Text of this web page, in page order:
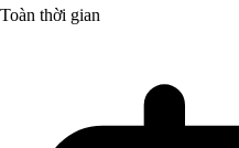
Toàn thời gian